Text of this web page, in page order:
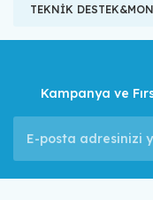
TEKNİK
Kampanya ve